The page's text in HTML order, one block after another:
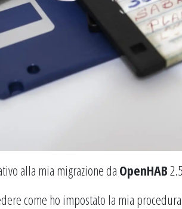
alla mia migrazione daOpenHAB
come ho impostato la mia